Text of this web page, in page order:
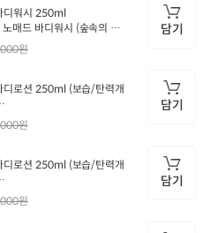
디워시 250ml
매드 바디워시 (숲속의 시
스 향)
원
담기
디로션 250ml (보습/탄력개
디로션 (봄의 정원을 거닐
럴 향)
원
담기
디로션 250ml (보습/탄력개
로션 ( 봄의 정원 화이트 플
원
담기